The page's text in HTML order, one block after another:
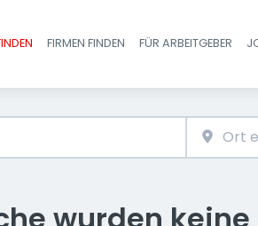
FIRMEN FINDEN FÜR ARBEITGEBER